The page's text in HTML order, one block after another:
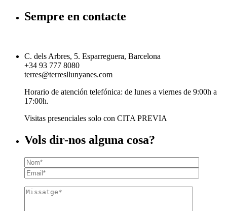
Sempre en contacte
C. dels Arbres, 5. Esparreguera, Barcelona
+34 93 777 8080
terres@terresllunyanes.com
Horario de atención telefónica: de lunes a viernes de 9:00h a
17:00h.
Visitas presenciales solo con CITA PREVIA
Vols dir-nos alguna cosa?